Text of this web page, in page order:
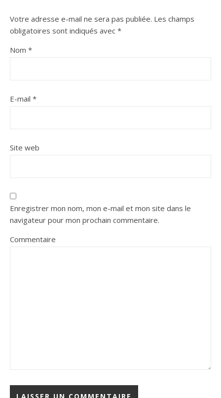
Votre adresse e-mail ne sera pas publiée. Les champs
obligatoires sont indiqués avec *
Nom *
E-mail *
Site web
Enregistrer mon nom, mon e-mail et mon site dans le
navigateur pour mon prochain commentaire.
Commentaire